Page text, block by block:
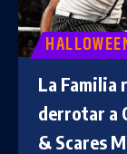
La Familia
derrotar a
& Scares